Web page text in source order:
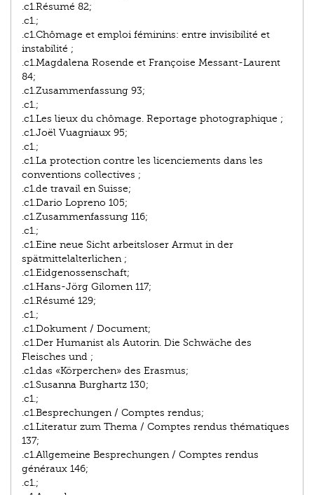
.c1.Résumé 82;
.c1.;
.c1.Chômage et emploi féminins: entre invisibilité et
instabilité ;
.c1.Magdalena Rosende et Françoise Messant-Laurent
84;
.c1.Zusammenfassung 93;
.c1.;
.c1.Les lieux du chômage. Reportage photographique ;
.c1.Joël Vuagniaux 95;
.c1.;
.c1.La protection contre les licenciements dans les
conventions collectives ;
.c1.de travail en Suisse;
.c1.Dario Lopreno 105;
.c1.Zusammenfassung 116;
.c1.;
.c1.Eine neue Sicht arbeitsloser Armut in der
spätmittelalterlichen ;
.c1.Eidgenossenschaft;
.c1.Hans-Jörg Gilomen 117;
.c1.Résumé 129;
.c1.;
.c1.Dokument / Document;
.c1.Der Humanist als Autorin. Die Schwäche des
Fleisches und ;
.c1.das «Körperchen» des Erasmus;
.c1.Susanna Burghartz 130;
.c1.;
.c1.Besprechungen / Comptes rendus;
.c1.Literatur zum Thema / Comptes rendus thématiques
137;
.c1.Allgemeine Besprechungen / Comptes rendus
généraux 146;
.c1.;